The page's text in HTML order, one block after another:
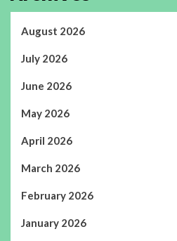
August 2026
July 2026
June 2026
May 2026
April 2026
March 2026
February 2026
January 2026